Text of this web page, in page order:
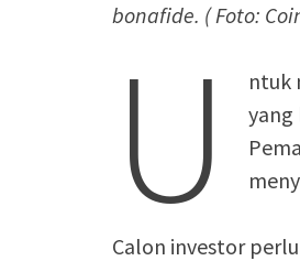
bonafide. ( Foto:
U
ntuk
yang
Calon investor